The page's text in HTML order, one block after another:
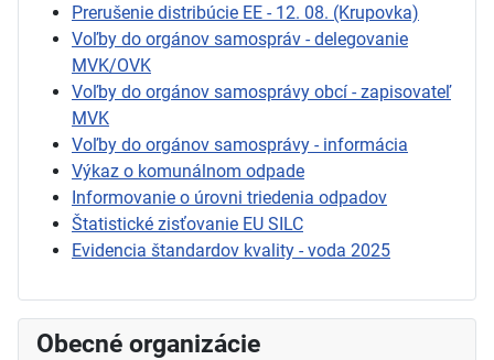
Prerušenie distribúcie EE - 12. 08. (Krupovka)
Voľby do orgánov samospráv - delegovanie
MVK/OVK
Voľby do orgánov samosprávy obcí - zapisovateľ
MVK
Voľby do orgánov samosprávy - informácia
Výkaz o komunálnom odpade
Informovanie o úrovni triedenia odpadov
Štatistické zisťovanie EU SILC
Evidencia štandardov kvality - voda 2025
Obecné organizácie